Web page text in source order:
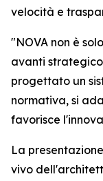
velocità e
"NOVA non è
avanti
progettato un
normativa, si
favorisce
La
vivo